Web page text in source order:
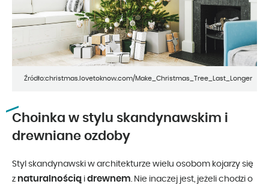
Źródło:christmas.lovetoknow.com/Make_Christmas_Tree_Last_Longer
Choinka w stylu skandynawskim i
drewniane ozdoby
Styl skandynawski w architekturze wielu osobom kojarzy się
z naturalnością i drewnem. Nie inaczej jest, jeżeli chodzi o